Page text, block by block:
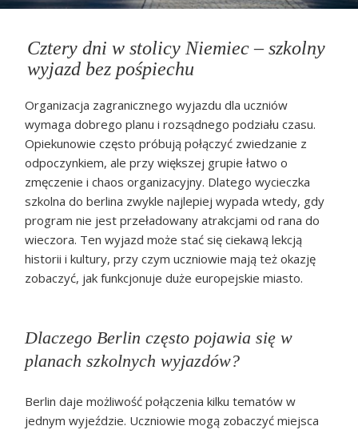
Cztery dni w stolicy Niemiec – szkolny
wyjazd bez pośpiechu
Organizacja zagranicznego wyjazdu dla uczniów
wymaga dobrego planu i rozsądnego podziału czasu.
Opiekunowie często próbują połączyć zwiedzanie z
odpoczynkiem, ale przy większej grupie łatwo o
zmęczenie i chaos organizacyjny. Dlatego wycieczka
szkolna do berlina zwykle najlepiej wypada wtedy, gdy
program nie jest przeładowany atrakcjami od rana do
wieczora. Ten wyjazd może stać się ciekawą lekcją
historii i kultury, przy czym uczniowie mają też okazję
zobaczyć, jak funkcjonuje duże europejskie miasto.
Dlaczego Berlin często pojawia się w
planach szkolnych wyjazdów?
Berlin daje możliwość połączenia kilku tematów w
jednym wyjeździe. Uczniowie mogą zobaczyć miejsca